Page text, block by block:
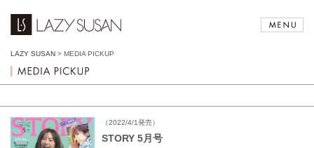
LAZY SUSAN > MEDIA PICKUP
（2022/4/1発売）
STORY 5月号